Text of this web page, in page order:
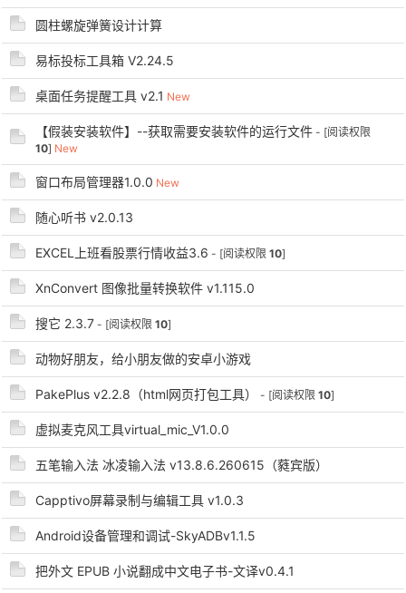
解
52
圆柱螺旋弹簧设计计算
易标投标工具箱 V2.24.5
桌面任务提醒工具 v2.1 New
【假装安装软件】--获取需要安装软件的运行文件 - [阅读权限
10] New
窗口布局管理器1.0.0 New
随心听书 v2.0.13
EXCEL上班看股票行情收益3.6 - [阅读权限 10]
XnConvert 图像批量转换软件 v1.115.0
搜它 2.3.7 - [阅读权限 10]
动物好朋友，给小朋友做的安卓小游戏
PakePlus v2.2.8（html网页打包工具） - [阅读权限 10]
虚拟麦克风工具virtual_mic_V1.0.0
五笔输入法 冰凌输入法 v13.8.6.260615（蕤宾版）
Capptivo屏幕录制与编辑工具 v1.0.3
Android设备管理和调试-SkyADBv1.1.5
把外文 EPUB 小说翻成中文电子书-文译v0.4.1